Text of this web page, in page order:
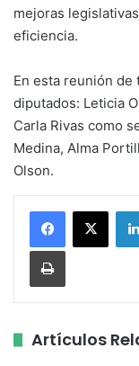
mejoras
eficiencia.
En esta reunión
diputados: Leticia
Carla Rivas como
Medina, Alma
Olson.
Print
Artículos